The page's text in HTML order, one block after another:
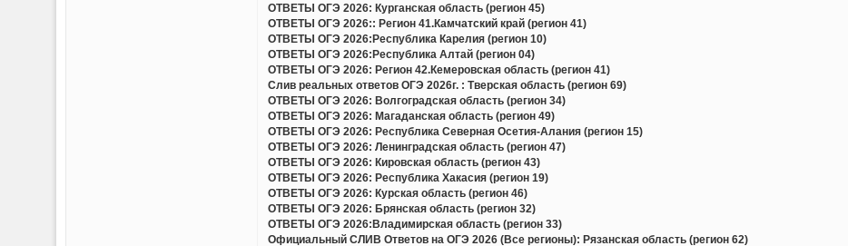
ОТВЕТЫ ОГЭ 2026: Курганская область (регион 45)
ОТВЕТЫ ОГЭ 2026:: Регион 41.Камчатский край (регион 41)
ОТВЕТЫ ОГЭ 2026:Республика Карелия (регион 10)
ОТВЕТЫ ОГЭ 2026:Республика Алтай (регион 04)
ОТВЕТЫ ОГЭ 2026: Регион 42.Кемеровская область (регион 41)
Слив реальных ответов ОГЭ 2026г. : Тверская область (регион 69)
ОТВЕТЫ ОГЭ 2026: Волгоградская область (регион 34)
ОТВЕТЫ ОГЭ 2026: Магаданская область (регион 49)
ОТВЕТЫ ОГЭ 2026: Республика Северная Осетия-Алания (регион 15)
ОТВЕТЫ ОГЭ 2026: Ленинградская область (регион 47)
ОТВЕТЫ ОГЭ 2026: Кировская область (регион 43)
ОТВЕТЫ ОГЭ 2026: Республика Хакасия (регион 19)
ОТВЕТЫ ОГЭ 2026: Курская область (регион 46)
ОТВЕТЫ ОГЭ 2026: Брянская область (регион 32)
ОТВЕТЫ ОГЭ 2026:Владимирская область (регион 33)
Официальный СЛИВ Ответов на ОГЭ 2026 (Все регионы): Рязанская область (регион 62)